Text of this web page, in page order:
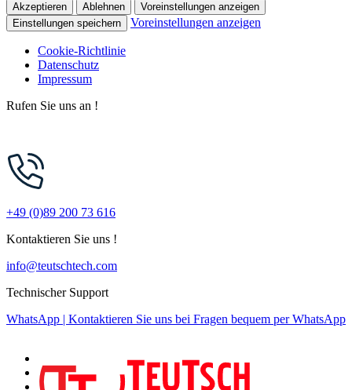
Akzeptieren Ablehnen
Voreinstellungen anzeigen
Einstellungen speichern
Voreinstellungen anzeigen
Cookie-Richtlinie
Datenschutz
Impressum
Zum
Rufen Sie uns an !
+49 (0)89 200 73 616
Kontaktieren Sie uns !
info@teutschtech.com
Technischer Support
WhatsApp | Kontaktieren Sie uns bei Fragen bequem per WhatsApp